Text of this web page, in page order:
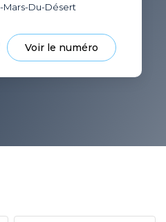
Mars-Du-Désert
Voir le numéro